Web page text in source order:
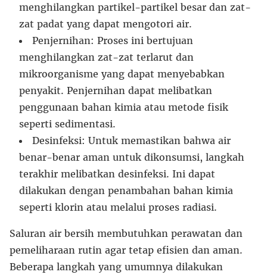
menghilangkan partikel-partikel besar dan zat-
zat padat yang dapat mengotori air.
Penjernihan: Proses ini bertujuan
menghilangkan zat-zat terlarut dan
mikroorganisme yang dapat menyebabkan
penyakit. Penjernihan dapat melibatkan
penggunaan bahan kimia atau metode fisik
seperti sedimentasi.
Desinfeksi: Untuk memastikan bahwa air
benar-benar aman untuk dikonsumsi, langkah
terakhir melibatkan desinfeksi. Ini dapat
dilakukan dengan penambahan bahan kimia
seperti klorin atau melalui proses radiasi.
Saluran air bersih membutuhkan perawatan dan
pemeliharaan rutin agar tetap efisien dan aman.
Beberapa langkah yang umumnya dilakukan